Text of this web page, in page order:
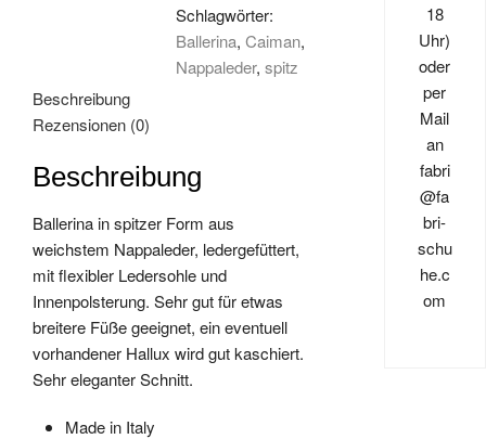
Schlagwörter:
Ballerina, Caiman,
Nappaleder, spitz
Beschreibung
Rezensionen (0)
Beschreibung
Ballerina in spitzer Form aus
weichstem Nappaleder, ledergefüttert,
mit flexibler Ledersohle und
Innenpolsterung. Sehr gut für etwas
breitere Füße geeignet, ein eventuell
vorhandener Hallux wird gut kaschiert.
Sehr eleganter Schnitt.
Made in Italy
18
Uhr)
oder
per
Mail
an
fabri
@fa
bri-
schu
he.c
om